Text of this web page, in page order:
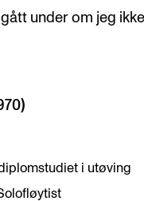
under om jeg
i utøving